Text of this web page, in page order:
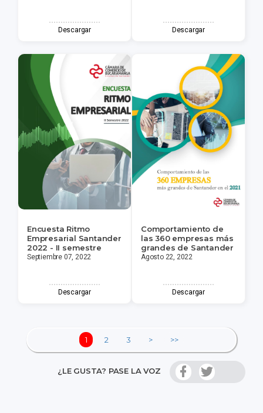
Descargar Descargar
Encuesta Ritmo
Empresarial Santander
2022 - II semestre
Septiembre 07, 2022
Descargar
Comportamiento de
las 360 empresas más
grandes de Santander
Agosto 22, 2022
Descargar
1 2 3 > >>
¿LE GUSTA? PASE LA VOZ